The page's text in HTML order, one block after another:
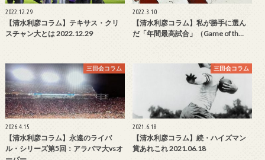
2022.12.29
【清水利彦コラム】テキサス・クリ
スチャン大とは 2022.12.29
2022.3.10
【清水利彦コラム】私が勝手に選ん
だ「年間最高試合」（Game of th…
三田会コラム
2026.4.15
【清水利彦コラム】永遠のライバ
ル・シリーズ第5回：アラバマ大vsオ
三田会コラム
2021.6.18
【清水利彦コラム】続・ハイズマン
賞あれこれ 2021.06.18